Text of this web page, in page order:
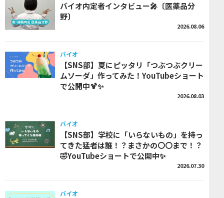
バイオ内定者インタビュー🎤〔医薬品分
野〕
2026.08.06
バイオ
【SNS部】夏にピッタリ「つぶつぶクリー
ムソーダ」作ってみた！YouTubeショート
で公開中🍹✨
2026.08.03
バイオ
【SNS部】学校に「いらないもの」を持っ
てきた猛者は誰！？まさかの〇〇まで！？
🤣YouTubeショートで公開中✨
2026.07.30
バイオ